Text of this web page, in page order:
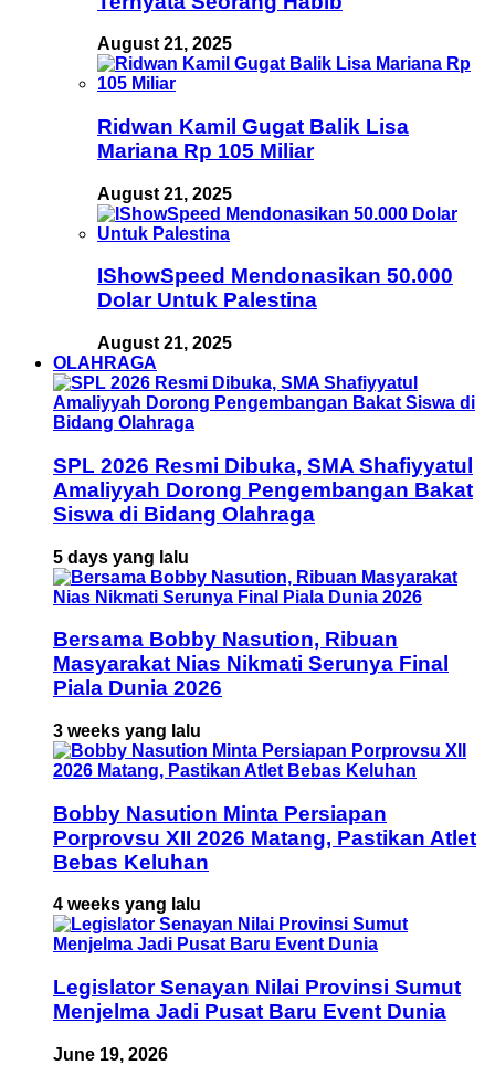
August 21, 2025
Ridwan Kamil Gugat Balik Lisa
Mariana Rp 105 Miliar
August 21, 2025
IShowSpeed Mendonasikan 50.000
Dolar Untuk Palestina
August 21, 2025
OLAHRAGA
SPL 2026 Resmi Dibuka, SMA Shafiyyatul
Amaliyyah Dorong Pengembangan Bakat
Siswa di Bidang Olahraga
5 days yang lalu
Bersama Bobby Nasution, Ribuan
Masyarakat Nias Nikmati Serunya Final
Piala Dunia 2026
3 weeks yang lalu
Bobby Nasution Minta Persiapan
Porprovsu XII 2026 Matang, Pastikan Atlet
Bebas Keluhan
4 weeks yang lalu
Legislator Senayan Nilai Provinsi Sumut
Menjelma Jadi Pusat Baru Event Dunia
June 19, 2026